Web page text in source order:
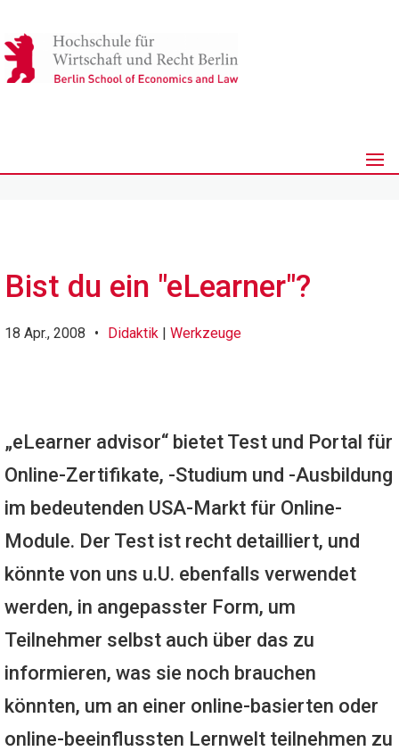
Bist du ein "eLearner"?
18 Apr., 2008 • Didaktik | Werkzeuge
„eLearner advisor“ bietet Test und Portal für
Online-Zertifikate, -Studium und -Ausbildung
im bedeutenden USA-Markt für Online-
Module. Der Test ist recht detailliert, und
könnte von uns u.U. ebenfalls verwendet
werden, in angepasster Form, um
Teilnehmer selbst auch über das zu
informieren, was sie noch brauchen
könnten, um an einer online-basierten oder
online-beeinflussten Lernwelt teilnehmen zu